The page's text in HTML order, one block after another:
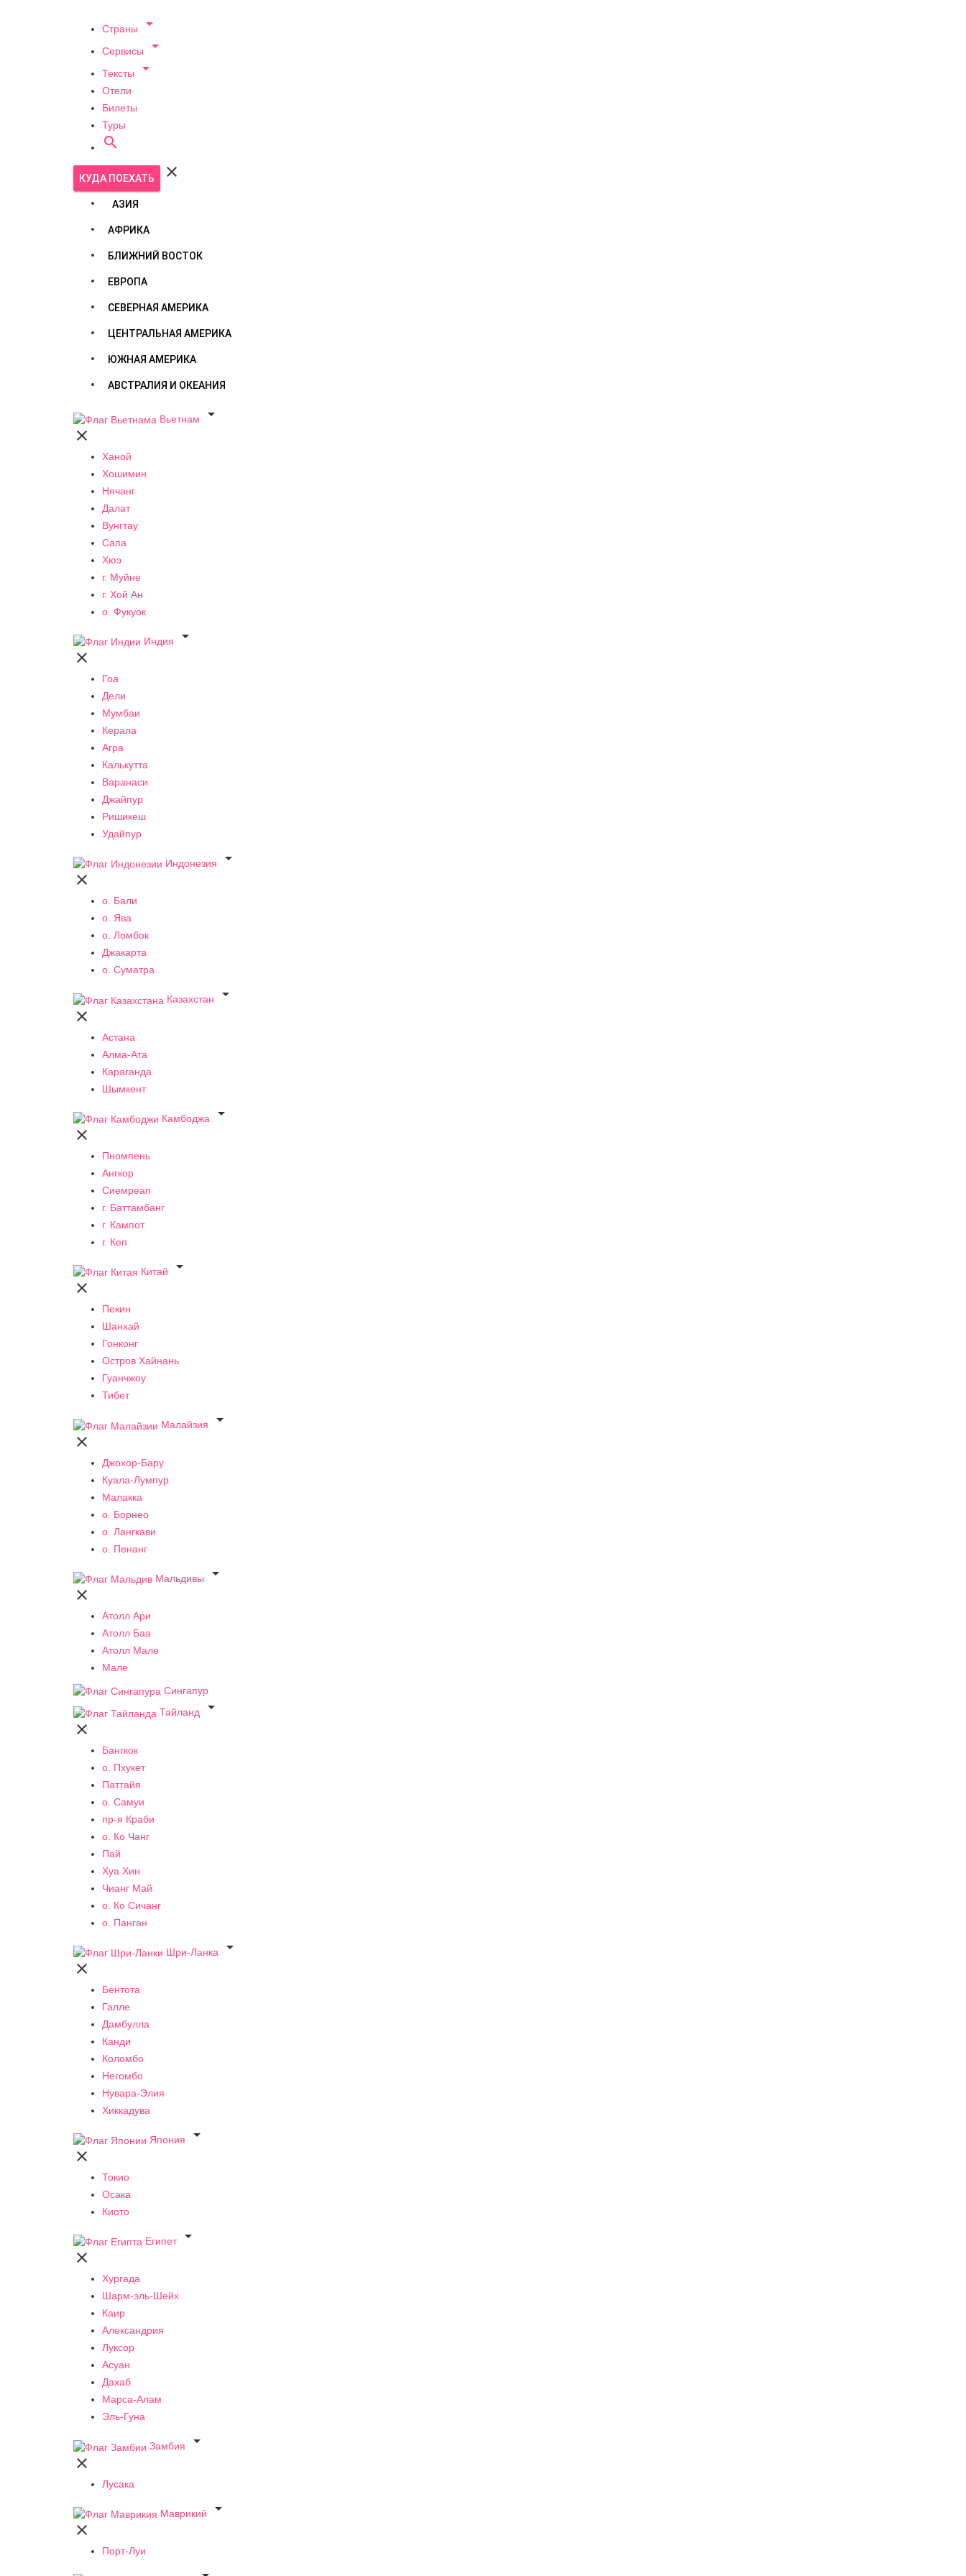
Страны 
Сервисы 
Тексты 
Отели
Билеты
Туры

КУДА ПОЕХАТЬ 
АЗИЯ
АФРИКА
БЛИЖНИЙ ВОСТОК
ЕВРОПА
СЕВЕРНАЯ АМЕРИКА
ЦЕНТРАЛЬНАЯ АМЕРИКА
ЮЖНАЯ АМЕРИКА
АВСТРАЛИЯ И ОКЕАНИЯ
Вьетнам


Ханой
Хошимин
Нячанг
Далат
Вунгтау
Сапа
Хюэ
г. Муйне
г. Хой Ан
о. Фукуок
Индия


Гоа
Дели
Мумбаи
Керала
Агра
Калькутта
Варанаси
Джайпур
Ришикеш
Удайпур
Индонезия


о. Бали
о. Ява
о. Ломбок
Джакарта
о. Суматра
Казахстан


Астана
Алма-Ата
Караганда
Шымкент
Камбоджа


Пномпень
Ангкор
Сиемреап
г. Баттамбанг
г. Кампот
г. Кеп
Китай


Пекин
Шанхай
Гонконг
Остров Хайнань
Гуанчжоу
Тибет
Малайзия


Джохор-Бару
Куала-Лумпур
Малакка
о. Борнео
о. Лангкави
о. Пенанг
Мальдивы


Атолл Ари
Атолл Баа
Атолл Мале
Мале
Сингапур
Тайланд


Бангкок
о. Пхукет
Паттайя
о. Самуи
пр-я Краби
о. Ко Чанг
Пай
Хуа Хин
Чианг Май
о. Ко Сичанг
о. Панган
Шри-Ланка


Бентота
Галле
Дамбулла
Канди
Коломбо
Негомбо
Нувара-Элия
Хиккадува
Япония


Токио
Осака
Киото
Египет


Хургада
Шарм-эль-Шейх
Каир
Александрия
Луксор
Асуан
Дахаб
Марса-Алам
Эль-Гуна
Замбия


Лусака
Маврикий


Порт-Луи